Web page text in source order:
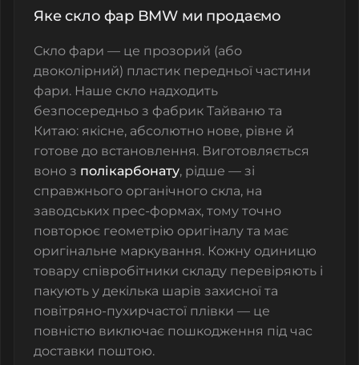
Яке скло фар BMW ми продаємо
Скло фари — це прозорий (або
двоколірний) пластик передньої частини
фари. Наше скло надходить
безпосередньо з фабрик Тайваню та
Китаю: якісне, абсолютно нове, рівне й
готове до встановлення. Виготовляється
воно з полікарбонату, рідше — зі
справжнього органічного скла, на
заводських прес-формах, тому точно
повторює геометрію оригіналу та має
оригінальне маркування. Кожну одиницю
товару співробітники складу перевіряють і
пакують у декілька шарів захисної та
повітряно-пухирчастої плівки — це
повністю виключає пошкодження під час
доставки поштою.